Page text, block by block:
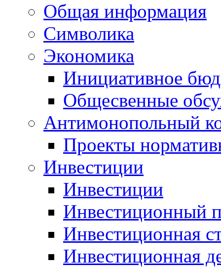
Общая информация
Символика
Экономика
Инициативное
Общесвенные
Антимонопольный
Проекты
Инвестиции
Инвестиции
Инвестиционный
Инвестиционная
Инвестиционная